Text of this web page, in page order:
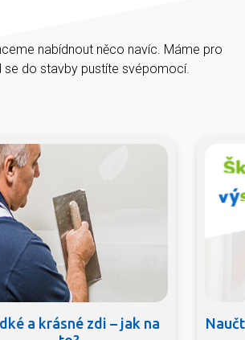
nabídnout něco navíc. Máme pro
do stavby pustíte svépomocí.
a krásné zdi – jak na